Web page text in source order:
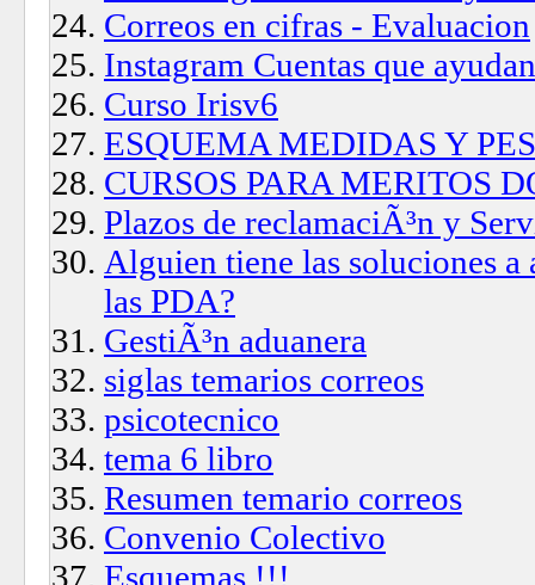
Correos en cifras - Evaluacion
Instagram Cuentas que ayudan
Curso Irisv6
ESQUEMA MEDIDAS Y
CURSOS PARA MERITOS
Plazos de reclamaciÃ³n y
Alguien tiene las soluciones a
las PDA?
GestiÃ³n aduanera
siglas temarios correos
psicotecnico
tema 6 libro
Resumen temario correos
Convenio Colectivo
Esquemas !!!